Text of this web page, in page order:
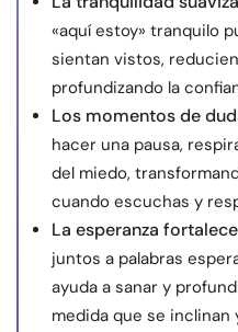
«aquí estoy» tranquilo
sientan vistos,
profundizando la
Los momentos de
hacer una pausa,
del miedo,
cuando escuchas y
La esperanza
juntos a palabras
ayuda a sanar y
medida que se